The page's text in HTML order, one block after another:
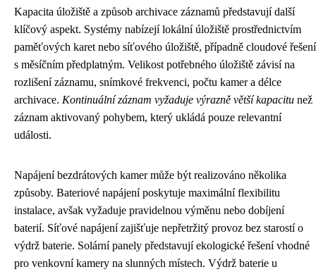
Kapacita úložiště a způsob archivace záznamů představují další
klíčový aspekt. Systémy nabízejí lokální úložiště prostřednictvím
paměťových karet nebo síťového úložiště, případně cloudové řešení
s měsíčním předplatným. Velikost potřebného úložiště závisí na
rozlišení záznamu, snímkové frekvenci, počtu kamer a délce
archivace. Kontinuální záznam vyžaduje výrazně větší kapacitu než
záznam aktivovaný pohybem, který ukládá pouze relevantní
události.
Napájení bezdrátových kamer může být realizováno několika
způsoby. Bateriové napájení poskytuje maximální flexibilitu
instalace, avšak vyžaduje pravidelnou výměnu nebo dobíjení
baterií. Síťové napájení zajišťuje nepřetržitý provoz bez starostí o
výdrž baterie. Solární panely představují ekologické řešení vhodné
pro venkovní kamery na slunných místech. Výdrž baterie u